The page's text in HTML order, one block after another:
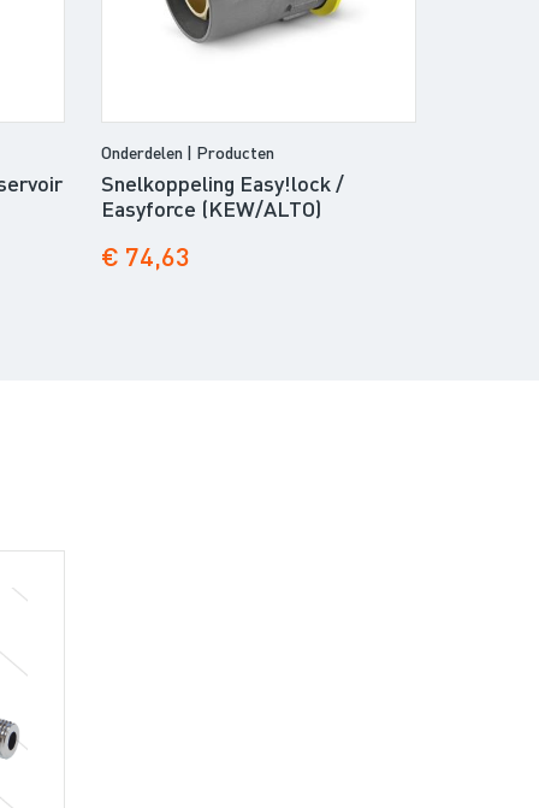
Onderdelen | Producten
Snelkoppeling Easy!lock /
Easyforce (KEW/ALTO)
€ 74,63